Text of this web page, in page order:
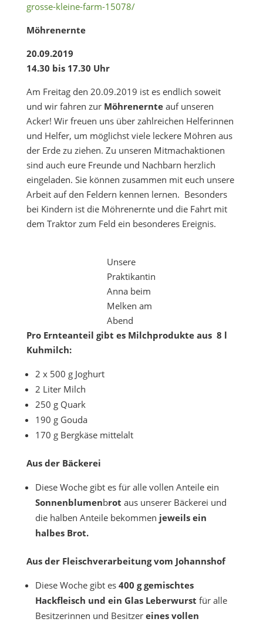
grosse-kleine-farm-15078/
Möhrenernte
20.09.2019
14.30 bis 17.30 Uhr
Am Freitag den 20.09.2019 ist es endlich soweit
und wir fahren zur Möhrenernteauf unseren
Acker! Wir freuen uns über zahlreichen Helferinnen
und Helfer, um möglichst viele leckere Möhren aus
der Erde zu ziehen. Zu unseren Mitmachaktionen
sind auch eure Freunde und Nachbarn herzlich
eingeladen. Sie können zusammen mit euch unsere
Arbeit auf den Feldern kennen lernen. Besonders
bei Kindern ist die Möhrenernte und die Fahrt mit
dem Traktor zum Feld ein besonderes Ereignis.
Unsere
Praktikantin
Anna beim
Melken am
Abend
Pro Ernteanteil gibt es Milchprodukte aus 8 l
Kuhmilch:
2 x 500 g Joghurt
2 Liter Milch
250 g Quark
190 g Gouda
170 g Bergkäse mittelalt
Aus der Bäckerei
Diese Woche gibt es für alle vollen Anteile ein
Sonnenblumenbrot aus unserer Bäckerei und
die halben Anteile bekommen jeweils ein
halbes Brot.
Aus der Fleischverarbeitung vom Johannshof
Diese Woche gibt es400 g gemischtes
Hackfleisch und ein Glas Leberwurst für alle
Besitzerinnen und Besitzer eines vollen